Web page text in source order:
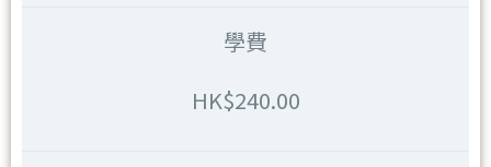
學費
HK$240.00